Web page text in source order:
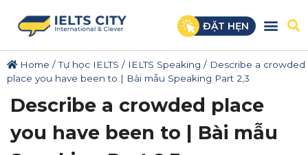
ĐẶT HẸN
Home /Tự học IELTS / IELTS Speaking / Describe a crowded
place you have been to | Bài mẫu Speaking Part 2,3
Describe a crowded place
you have been to | Bài mẫu